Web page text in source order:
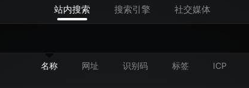
站内搜索 搜索引擎 社交媒体
名称 网址 识别码 标签 ICP